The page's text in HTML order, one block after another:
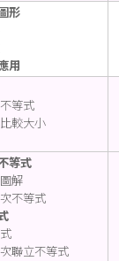
形
用
等式
較大小
等式
解
不等式
聯立不等式